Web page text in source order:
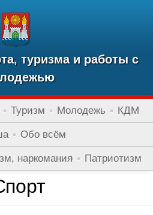
туризма и работы с
Туризм Молодежь КДМ
Обо всём
наркомания Патриотизм